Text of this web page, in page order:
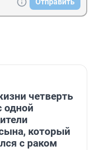
четверть
одной
который
с раком